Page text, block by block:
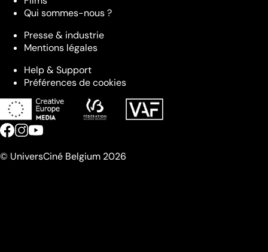
Qui sommes-nous ?
Presse & industrie
Mentions légales
Help & Support
Préférences de cookies
© UniversCiné Belgium 2026